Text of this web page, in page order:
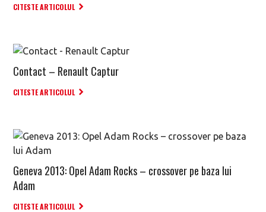
CITESTE ARTICOLUL
Contact – Renault Captur
CITESTE ARTICOLUL
Geneva 2013: Opel Adam Rocks – crossover pe baza lui
Adam
CITESTE ARTICOLUL